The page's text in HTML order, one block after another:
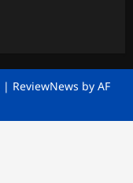
| ReviewNews by AF